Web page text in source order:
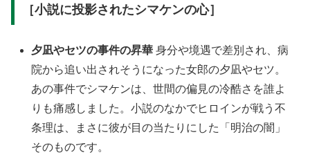
［小説に投影されたシマケンの心］
夕凪やセツの事件の昇華 身分や境遇で差別され、病
院から追い出されそうになった女郎の夕凪やセツ。
あの事件でシマケンは、世間の偏見の冷酷さを誰よ
りも痛感しました。小説のなかでヒロインが戦う不
条理は、まさに彼が目の当たりにした「明治の闇」
そのものです。